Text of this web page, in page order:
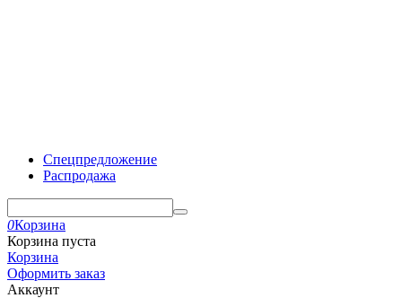
Спецпредложение
Распродажа
0Корзина
Корзина пуста
Корзина
Оформить заказ
Аккаунт